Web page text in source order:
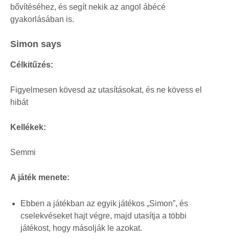
bővítéséhez, és segít nekik az angol ábécé
gyakorlásában is.
Simon says
Célkitűzés:
Figyelmesen kövesd az utasításokat, és ne kövess el
hibát
Kellékek:
Semmi
A játék menete:
Ebben a játékban az egyik játékos „Simon”, és
cselekvéseket hajt végre, majd utasítja a többi
játékost, hogy másolják le azokat.